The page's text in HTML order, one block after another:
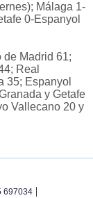
Málaga 1-
0-Espanyol
de Madrid 61;
Real
35; Espanyol
y Getafe
Vallecano 20 y
697034 |